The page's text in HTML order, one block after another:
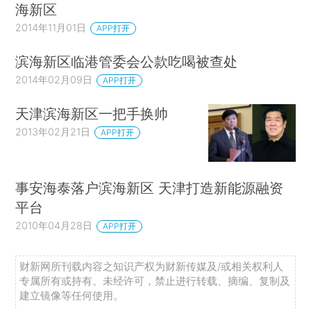
海新区
2014年11月01日 APP打开
滨海新区临港管委会公款吃喝被查处
2014年02月09日 APP打开
天津滨海新区一把手换帅
2013年02月21日 APP打开
事安海泰落户滨海新区 天津打造新能源融资
平台
2010年04月28日 APP打开
财新网所刊载内容之知识产权为财新传媒及/或相关权利人
专属所有或持有。未经许可，禁止进行转载、摘编、复制及
建立镜像等任何使用。